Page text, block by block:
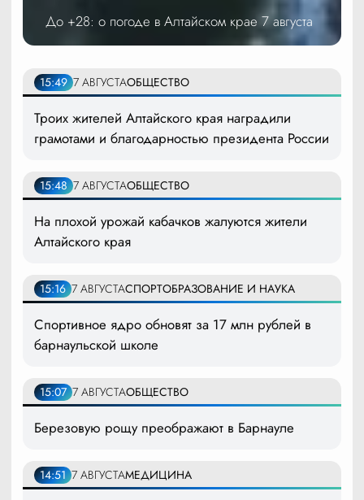
До +28: о погоде в Алтайском крае 7 августа
15:49 7 АВГУСТАОБЩЕСТВО
Троих жителей Алтайского края наградили
грамотами и благодарностью президента России
15:48 7 АВГУСТАОБЩЕСТВО
На плохой урожай кабачков жалуются жители
Алтайского края
15:16 7 АВГУСТАСПОРТОБРАЗОВАНИЕ И НАУКА
Спортивное ядро обновят за 17 млн рублей в
барнаульской школе
15:07 7 АВГУСТАОБЩЕСТВО
Березовую рощу преображают в Барнауле
14:51 7 АВГУСТАМЕДИЦИНА